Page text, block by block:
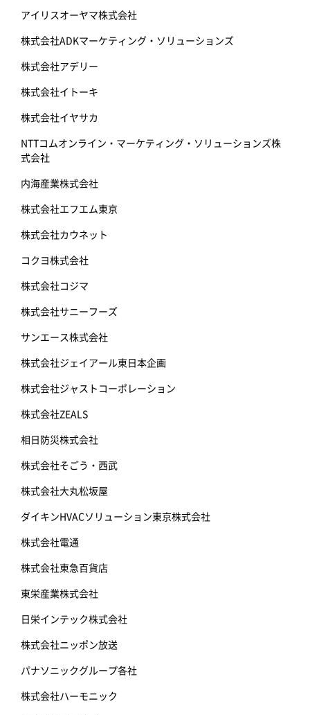
アイリスオーヤマ株式会社
株式会社ADKマーケティング・ソリューションズ
株式会社アデリー
株式会社イトーキ
株式会社イヤサカ
NTTコムオンライン・マーケティング・ソリューションズ株
式会社
内海産業株式会社
株式会社エフエム東京
株式会社カウネット
コクヨ株式会社
株式会社コジマ
株式会社サニーフーズ
サンエース株式会社
株式会社ジェイアール東日本企画
株式会社ジャストコーポレーション
株式会社ZEALS
相日防災株式会社
株式会社そごう・西武
株式会社大丸松坂屋
ダイキンHVACソリューション東京株式会社
株式会社電通
株式会社東急百貨店
東栄産業株式会社
日栄インテック株式会社
株式会社ニッポン放送
パナソニックグループ各社
株式会社ハーモニック